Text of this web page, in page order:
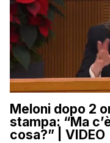
Meloni dopo 2
stampa: “Ma
cosa?” | VIDEO